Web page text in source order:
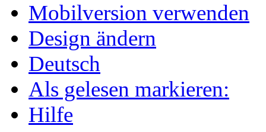
Mobilversion verwenden
Design ändern
Deutsch
Als gelesen markieren:
Hilfe